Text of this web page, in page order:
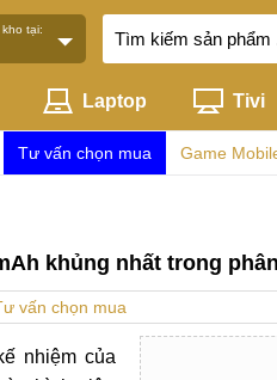
tại:
Laptop Tivi
Tư vấn chọn mua Game
khủng nhất trong
vấn chọn mua
nhiệm của